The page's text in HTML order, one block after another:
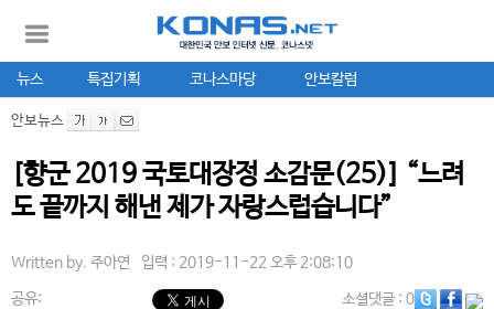
뉴스 특집기획 코나스마당 안보칼럼
안보뉴스
[향군 2019 국토대장정 소감문(25)] “느려
도 끝까지 해낸 제가 자랑스럽습니다”
Written by. 주아연 입력 : 2019-11-22 오후 2:08:10
공유: 소셜댓글: 0